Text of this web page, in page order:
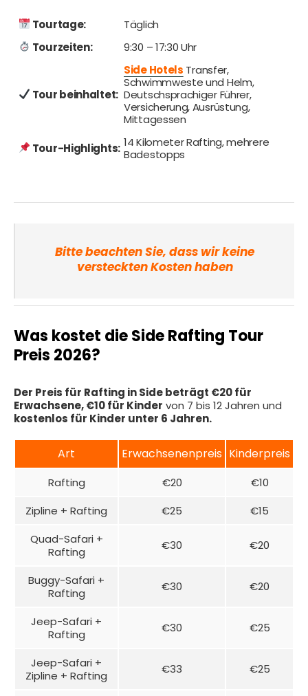
Tourtage:
Täglich
Tourzeiten:
9:30 – 17:30 Uhr
Tour beinhaltet:
Side Hotels Transfer,
Schwimmweste und Helm,
Deutschsprachiger Führer,
Versicherung, Ausrüstung,
Mittagessen
Tour-Highlights:14 Kilometer Rafting, mehrere
Badestopps
Bitte beachten Sie, dass wir keine
versteckten Kosten haben
Was kostet die Side Rafting Tour
Preis 2026?
Der Preis für Rafting in Side beträgt €20 für
Erwachsene, €10 für Kinder von 7 bis 12 Jahren und
kostenlos für Kinder unter 6 Jahren.
Art Erwachsenenpreis Kinderpreis
Rafting €20
€10
Zipline + Rafting
€25
€15
Quad-Safari +
Rafting
€30 €20
Buggy-Safari +
Rafting
€30 €20
Jeep-Safari +
Rafting
€30 €25
Jeep-Safari +
Zipline + Rafting
€33 €25